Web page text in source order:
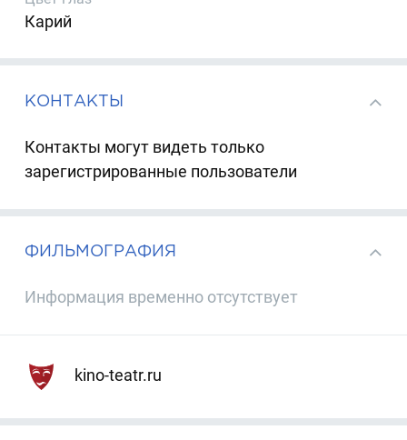
Карий
КОНТАКТЫ
Контакты могут видеть только
зарегистрированные пользователи
ФИЛЬМОГРАФИЯ
Информация временно отсутствует
kino-teatr.ru